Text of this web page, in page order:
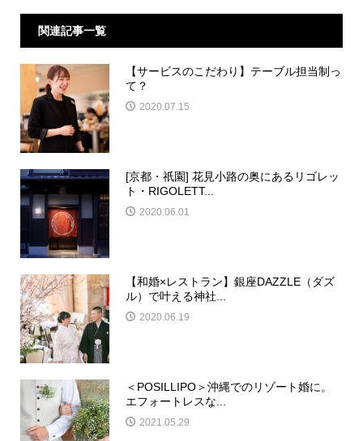
関連記事一覧
【サービスのこだわり】テーブル担当制っ
て？
2020.07.15
[京都・祇園] 花見小路の奥にあるリゴレッ
ト・RIGOLETT...
2020.06.01
【和婚×レストラン】銀座DAZZLE（ダズ
ル）で叶える神社...
2020.06.19
＜POSILLIPO＞沖縄でのリゾート婚に。
エフォートレスな...
2021.05.29